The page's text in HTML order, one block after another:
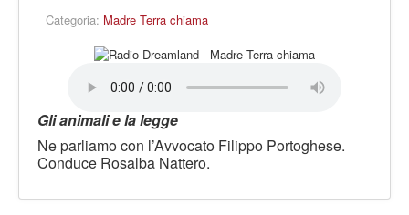
PROGRAMMI
PALINSESTO
LE VOCI
PODCAST
EVENTI
PRESS
CONTATTI
Categoria: Madre Terra chiama
Gli animali e la legge
Ne parliamo con l’Avvocato Filippo Portoghese.
Conduce Rosalba Nattero.